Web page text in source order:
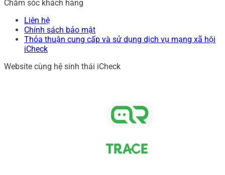
Chăm sóc khách hàng
Liên hệ
Chính sách bảo mật
Thỏa thuận cung cấp và sử dụng dịch vụ mạng xã hội
iCheck
Website cùng hệ sinh thái iCheck